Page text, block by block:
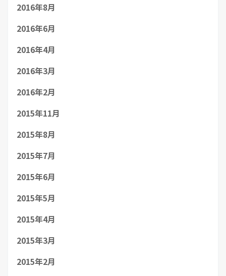
2016年8月
2016年6月
2016年4月
2016年3月
2016年2月
2015年11月
2015年8月
2015年7月
2015年6月
2015年5月
2015年4月
2015年3月
2015年2月